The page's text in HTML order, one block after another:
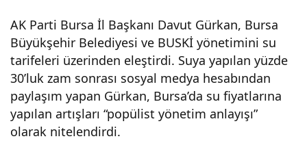
AK Parti Bursa İl Başkanı Davut Gürkan, Bursa
Büyükşehir Belediyesi ve BUSKİ yönetimini su
tarifeleri üzerinden eleştirdi. Suya yapılan yüzde
30’luk zam sonrası sosyal medya hesabından
paylaşım yapan Gürkan, Bursa’da su fiyatlarına
yapılan artışları “popülist yönetim anlayışı”
olarak nitelendirdi.
yapı
ldı